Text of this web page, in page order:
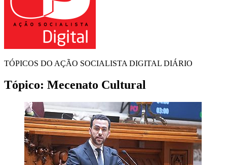
TÓPICOS DO AÇÃO SOCIALISTA DIGITAL DIÁRIO
Tópico: Mecenato Cultural